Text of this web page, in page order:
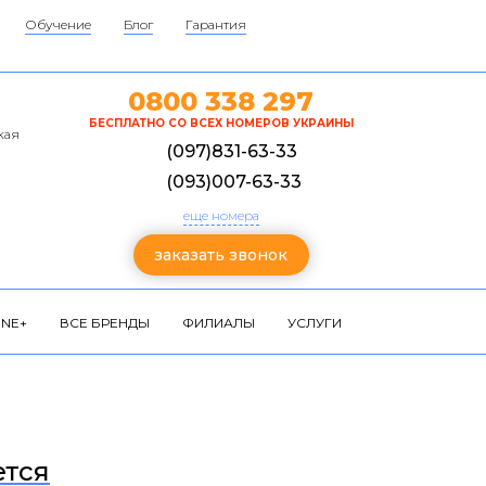
Обучение Блог Гарантия
0800 338 297
БЕСПЛАТНО СО ВСЕХ НОМЕРОВ УКРАИНЫ
(097)831-63-33
(093)007-63-33
еще номера
заказать звонок
ВСЕ БРЕНДЫ ФИЛИАЛЫ УСЛУГИ